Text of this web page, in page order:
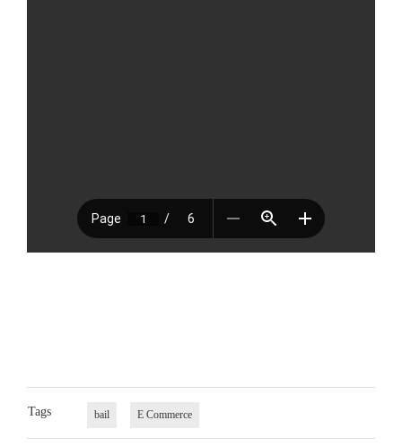
Tags bail E Commerce